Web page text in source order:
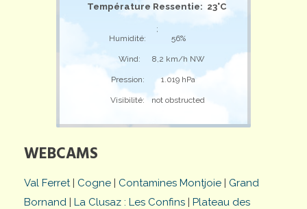
Température Ressentie: 23°C
;
Humidité:
56%
Wind: 8,2 km/h NW
Pression: 1.019 hPa
Visibilité: not obstructed
WEBCAMS
Val Ferret| Cogne | Contamines Montjoie | Grand
Bornand | La Clusaz : Les Confins | Plateau des